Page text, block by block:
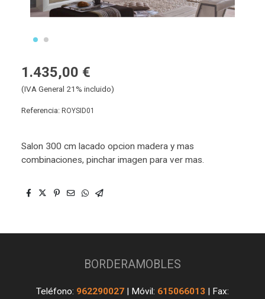
1.435,00 €
(IVA General 21% incluido)
Referencia: ROYSID01
Salon 300 cm lacado opcion madera y mas
combinaciones, pinchar imagen para ver mas.
BORDERAMOBLES
Teléfono: 962290027 | Móvil: 615066013 | Fax: